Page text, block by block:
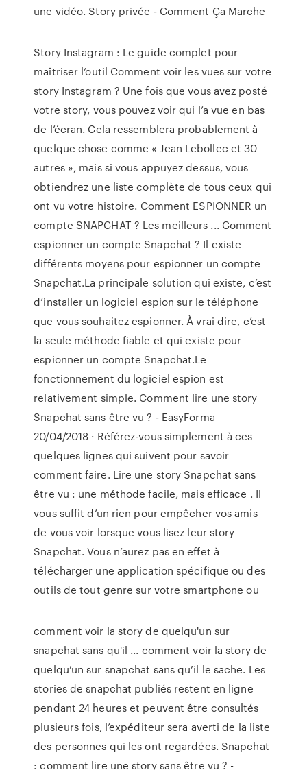
une vidéo. Story privée - Comment Ça Marche
Story Instagram : Le guide complet pour
maîtriser l’outil Comment voir les vues sur votre
story Instagram ? Une fois que vous avez posté
votre story, vous pouvez voir qui l’a vue en bas
de l’écran. Cela ressemblera probablement à
quelque chose comme « Jean Lebollec et 30
autres », mais si vous appuyez dessus, vous
obtiendrez une liste complète de tous ceux qui
ont vu votre histoire. Comment ESPIONNER un
compte SNAPCHAT ? Les meilleurs ... Comment
espionner un compte Snapchat ? Il existe
différents moyens pour espionner un compte
Snapchat.La principale solution qui existe, c’est
d’installer un logiciel espion sur le téléphone
que vous souhaitez espionner. À vrai dire, c’est
la seule méthode fiable et qui existe pour
espionner un compte Snapchat.Le
fonctionnement du logiciel espion est
relativement simple. Comment lire une story
Snapchat sans être vu ? - EasyForma
20/04/2018 · Référez-vous simplement à ces
quelques lignes qui suivent pour savoir
comment faire. Lire une story Snapchat sans
être vu : une méthode facile, mais efficace . Il
vous suffit d’un rien pour empêcher vos amis
de vous voir lorsque vous lisez leur story
Snapchat. Vous n’aurez pas en effet à
télécharger une application spécifique ou des
outils de tout genre sur votre smartphone ou
comment voir la story de quelqu'un sur
snapchat sans qu'il ... comment voir la story de
quelqu’un sur snapchat sans qu’il le sache. Les
stories de snapchat publiés restent en ligne
pendant 24 heures et peuvent être consultés
plusieurs fois, l’expéditeur sera averti de la liste
des personnes qui les ont regardées. Snapchat
: comment lire une story sans être vu ? -